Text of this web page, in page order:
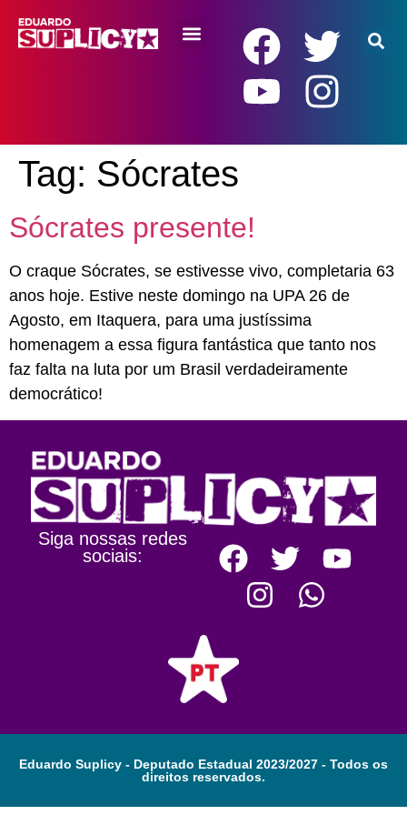
Tag: Sócrates
Sócrates presente!
O craque Sócrates, se estivesse vivo, completaria 63
anos hoje. Estive neste domingo na UPA 26 de
Agosto, em Itaquera, para uma justíssima
homenagem a essa figura fantástica que tanto nos
faz falta na luta por um Brasil verdadeiramente
democrático!
Siga nossas redes
sociais:
Eduardo Suplicy - Deputado Estadual 2023/2027 - Todos os
direitos reservados.